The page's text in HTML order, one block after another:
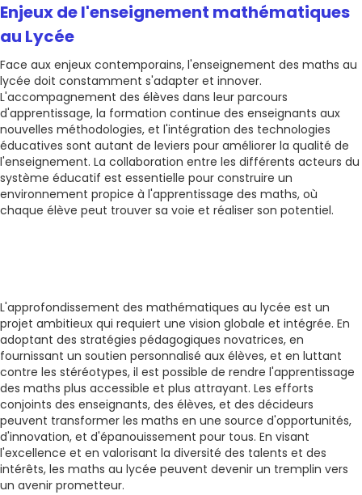
Enjeux de l'enseignement mathématiques
au Lycée
Face aux enjeux contemporains, l'enseignement des maths au
lycée doit constamment s'adapter et innover.
L'accompagnement des élèves dans leur parcours
d'apprentissage, la formation continue des enseignants aux
nouvelles méthodologies, et l'intégration des technologies
éducatives sont autant de leviers pour améliorer la qualité de
l'enseignement. La collaboration entre les différents acteurs du
système éducatif est essentielle pour construire un
environnement propice à l'apprentissage des maths, où
chaque élève peut trouver sa voie et réaliser son potentiel.
L'approfondissement des mathématiques au lycée est un
projet ambitieux qui requiert une vision globale et intégrée. En
adoptant des stratégies pédagogiques novatrices, en
fournissant un soutien personnalisé aux élèves, et en luttant
contre les stéréotypes, il est possible de rendre l'apprentissage
des maths plus accessible et plus attrayant. Les efforts
conjoints des enseignants, des élèves, et des décideurs
peuvent transformer les maths en une source d'opportunités,
d'innovation, et d'épanouissement pour tous. En visant
l'excellence et en valorisant la diversité des talents et des
intérêts, les maths au lycée peuvent devenir un tremplin vers
un avenir prometteur.